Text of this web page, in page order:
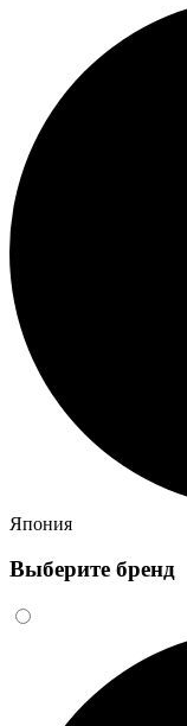
Япония
Выберите бренд